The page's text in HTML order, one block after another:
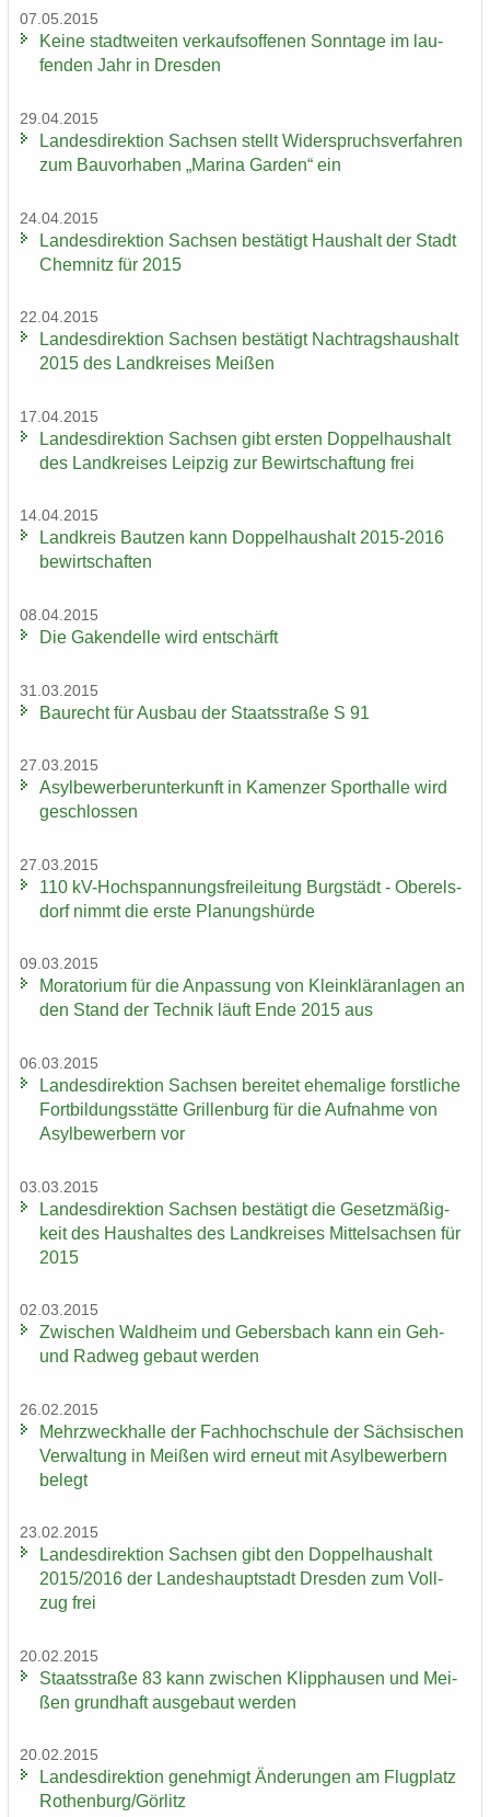
07.05.2015
Keine stadt­wei­ten ver­kaufs­of­fe­nen Sonn­ta­ge im lau­
fen­den Jahr in Dres­den
29.04.2015
Lan­des­di­rek­ti­on Sach­sen stellt Wi­der­spruchs­ver­fah­ren
zum Bau­vor­ha­ben „Ma­ri­na Gar­den“ ein
24.04.2015
Lan­des­di­rek­ti­on Sach­sen be­stä­tigt Haus­halt der Stadt
Chem­nitz für 2015
22.04.2015
Lan­des­di­rek­ti­on Sach­sen be­stä­tigt Nach­trags­haus­halt
2015 des Land­krei­ses Mei­ßen
17.04.2015
Lan­des­di­rek­ti­on Sach­sen gibt ers­ten Dop­pel­haus­halt
des Land­krei­ses Leip­zig zur Be­wirt­schaf­tung frei
14.04.2015
Land­kreis Baut­zen kann Dop­pel­haus­halt 2015-2016
be­wirt­schaf­ten
08.04.2015
Die Ga­ken­del­le wird ent­schärft
31.03.2015
Bau­recht für Aus­bau der Staats­stra­ße S 91
27.03.2015
Asyl­be­wer­ber­un­ter­kunft in Ka­men­zer Sport­hal­le wird
ge­schlos­sen
27.03.2015
110 kV-​Hochspannungsfreileitung Burg­städt - Ober­els­
dorf nimmt die erste Pla­nungs­hür­de
09.03.2015
Mo­ra­to­ri­um für die An­pas­sung von Klein­klär­an­la­gen an
den Stand der Tech­nik läuft Ende 2015 aus
06.03.2015
Lan­des­di­rek­ti­on Sach­sen be­rei­tet ehe­ma­li­ge forst­li­che
Fort­bil­dungs­stät­te Gril­len­burg für die Auf­nah­me von
Asyl­be­wer­bern vor
03.03.2015
Lan­des­di­rek­ti­on Sach­sen be­stä­tigt die Ge­setz­mä­ßig­
keit des Haus­hal­tes des Land­krei­ses Mit­tel­sach­sen für
2015
02.03.2015
Zwi­schen Wald­heim und Ge­bers­bach kann ein Geh-
und Rad­weg ge­baut wer­den
26.02.2015
Mehr­zweck­hal­le der Fach­hoch­schu­le der Säch­si­schen
Ver­wal­tung in Mei­ßen wird er­neut mit Asyl­be­wer­bern
be­legt
23.02.2015
Lan­des­di­rek­ti­on Sach­sen gibt den Dop­pel­haus­halt
2015/2016 der Lan­des­haupt­stadt Dres­den zum Voll­
zug frei
20.02.2015
Staats­stra­ße 83 kann zwi­schen Klipp­hau­sen und Mei­
ßen grund­haft aus­ge­baut wer­den
20.02.2015
Lan­des­di­rek­ti­on ge­neh­migt Än­de­run­gen am Flug­platz
Ro­then­burg/Gör­litz